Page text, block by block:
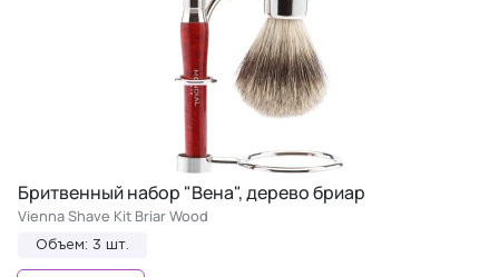
Бритвенный набор "Вена", дерево бриар
Vienna Shave Kit Briar Wood
Объем: 3 шт.